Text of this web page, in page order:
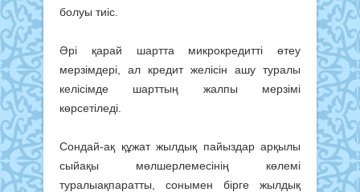
болуы тиіс.
Әрі қарай шартта микрокредитті өтеу
мерзімдері, ал кредит желісін ашу туралы
келісімде шарттың жалпы мерзімі
көрсетіледі.
Сондай-ақ құжат жылдық пайыздар арқылы
сыйақы мөлшерлемесінің көлемі
туралыақпаратты, сонымен бірге жылдық